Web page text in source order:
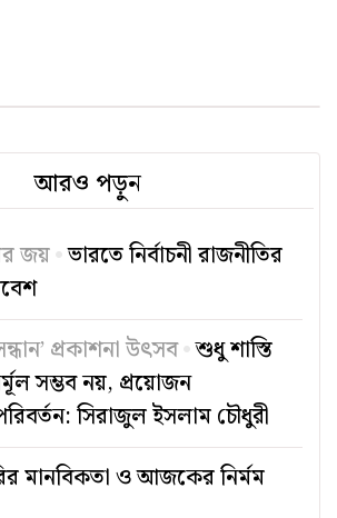
আরও পড়ুন
জয় ভারতে নির্বাচনী রাজনীতির
প্রকাশনা উৎসব শুধু শাস্তি
সম্ভব নয়, প্রয়োজন
সিরাজুল ইসলাম চৌধুরী
মানবিকতা ও আজকের নির্মম